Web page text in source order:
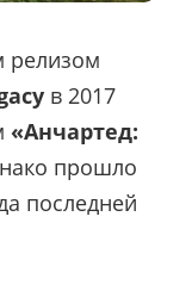
релизом
в 2017
«Анчартед:
прошло
последней